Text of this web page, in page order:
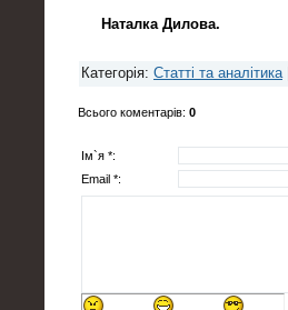
Наталка Дилова.
Категорія: Статті та аналітика|
Всього коментарів: 0
Ім`я *:
Email *: